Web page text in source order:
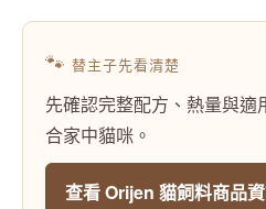
🐾 替主子先看清楚
先確認完整配方、熱量與
合家中貓咪。
查看 Orijen 貓飼料商品